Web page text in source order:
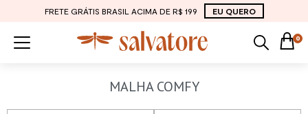
FRETE GRÁTIS BRASIL ACIMA DE R$ 199 EU QUERO
0
MALHA COMFY